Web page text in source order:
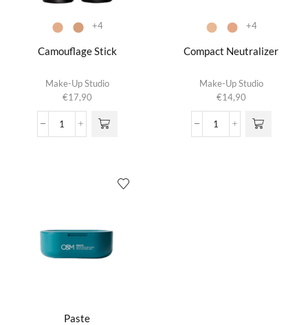
+4
Camouflage Stick
Make-Up Studio
€17,90
Camouflage
heeft
meerdere
Deze optie
+4
Compact Neutralizer
Make-Up Studio
€14,90
Compact
heeft
meerdere
Deze optie
Paste